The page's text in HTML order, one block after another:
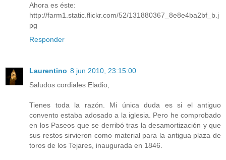
Ahora es éste:
http://farm1.static.flickr.com/52/131880367_8e8e4ba2bf_b.j
pg
Responder
Laurentino 8 jun 2010, 23:15:00
Saludos cordiales Eladio,
Tienes toda la razón. Mi única duda es si el antiguo
convento estaba adosado a la iglesia. Pero he comprobado
en los Paseos que se derribó tras la desamortización y que
sus restos sirvieron como material para la antigua plaza de
toros de los Tejares, inaugurada en 1846.